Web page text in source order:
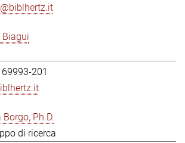
Biagui
201
Borgo, Ph.D.
di ricerca